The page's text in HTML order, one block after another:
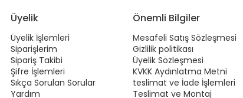
Üyelik
Üyelik İşlemleri
Siparişlerim
Sipariş Takibi
Şifre İşlemleri
Sıkça Sorulan Sorular
Yardım
Önemli Bilgiler
Mesafeli Satış Sözleşmesi
Gizlilik politikası
Üyelik Sözleşmesi
KVKK Aydınlatma Metni
teslimat ve İade İşlemleri
Teslimat ve Montaj